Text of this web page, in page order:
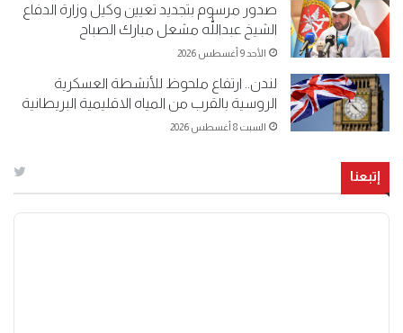
صدور مرسوم بتجديد تعيين وكيل وزارة الدفاع
الشيخ عبداللّٰه مشعل مبارك الصباح
الأحد 9 أغسطس 2026
لندن.. ارتفاع ملحوظ للأنشطة العسكرية
الروسية بالقرب من المياه الاقليمية البريطانية
السبت 8 أغسطس 2026
إتبعنا